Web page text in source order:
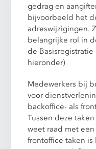
gedrag en
bijvoorbeeld het
adreswijzigingen.
belangrijke rol in
de Basisregistratie
hieronder)
Medewerkers bij
voor
backoffice- als
Tussen deze
weet raad met
frontoffice taken